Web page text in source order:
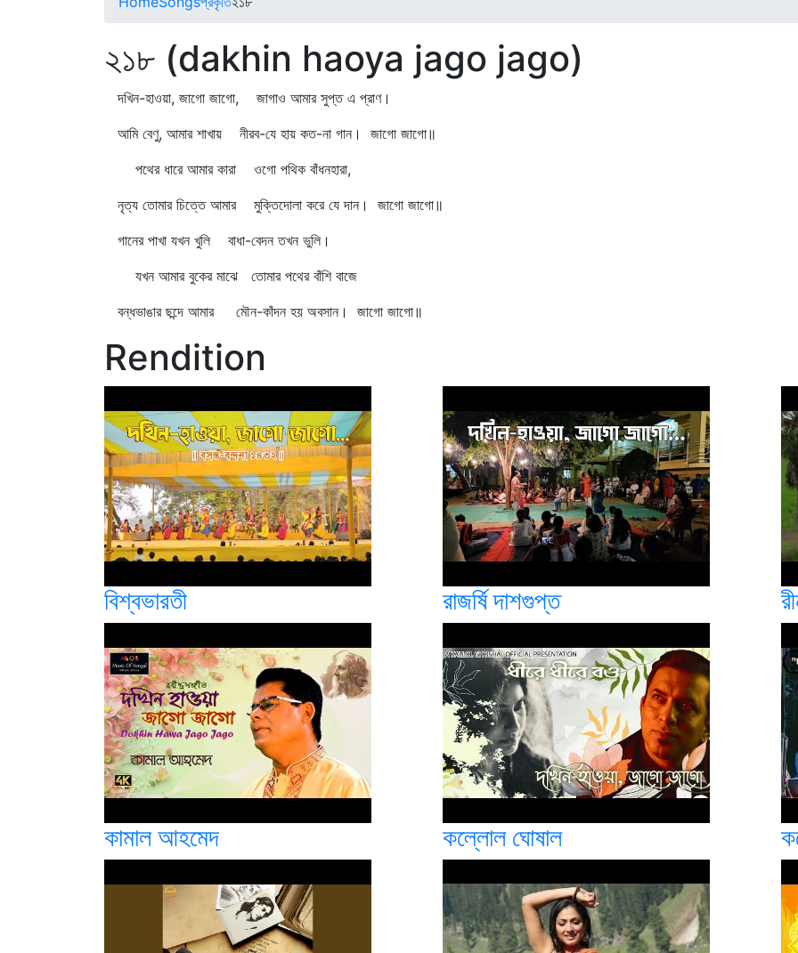
২১৮ (dakhin haoya jago jago)
দখিন-হাওয়া, জাগো জাগো, জাগাও আমার সুপ্ত এ প্রাণ।
আমি বেণু, আমার শাখায় নীরব-যে হায় কত-না গান। জাগো জাগো॥
পথের ধারে আমার কারা ওগো পথিক বাঁধনহারা,
নৃত্য তোমার চিত্তে আমার মুক্তিদোলা করে যে দান। জাগো জাগো॥
গানের পাখা যখন খুলি বাধা-বেদন তখন ভুলি।
যখন আমার বুকের মাঝে তোমার পথের বাঁশি বাজে
বন্ধভাঙার ছন্দে আমার মৌন-কাঁদন হয় অবসান। জাগো জাগো॥
Rendition
বিশ্বভারতী রাজর্ষি দাশগুপ্ত
কামাল আহমেদ কল্লোল ঘোষাল